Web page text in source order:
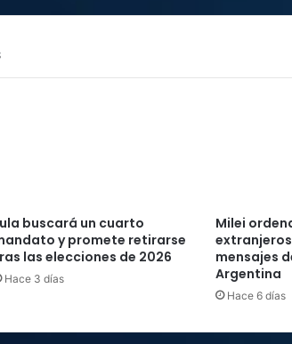
buscará un cuarto
y promete retirarse
las elecciones de 2026
Hace 3 días
Milei
mensajes
Argentina
Hace 6 días